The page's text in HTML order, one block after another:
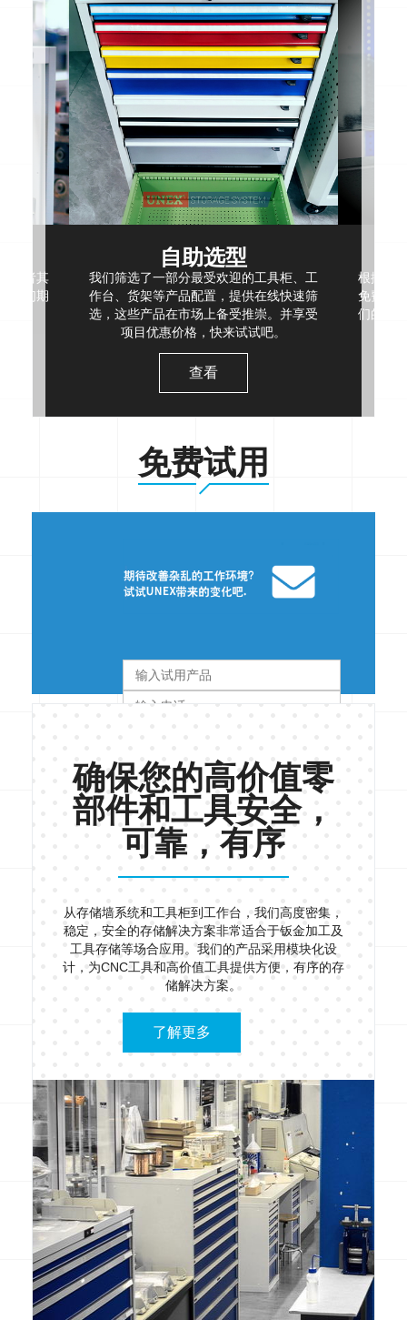
或者其
我们期
自助选型
我们筛选了一部分最受欢迎的工具柜、工
作台、货架等产品配置，提供在线快速筛
选，这些产品在市场上备受推崇。并享受
项目优惠价格，快来试试吧。
查看
根据现
免费空
们的项
免费试用
确保您的高价值零
部件和工具安全，
可靠，有序
从存储墙系统和工具柜到工作台，我们高度密集，
稳定，安全的存储解决方案非常适合于钣金加工及
工具存储等场合应用。我们的产品采用模块化设
计，为CNC工具和高价值工具提供方便，有序的存
储解决方案。
了解更多